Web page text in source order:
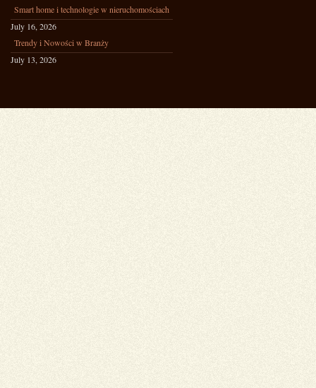
Smart home i technologie w nieruchomościach
July 16, 2026
Trendy i Nowości w Branży
July 13, 2026